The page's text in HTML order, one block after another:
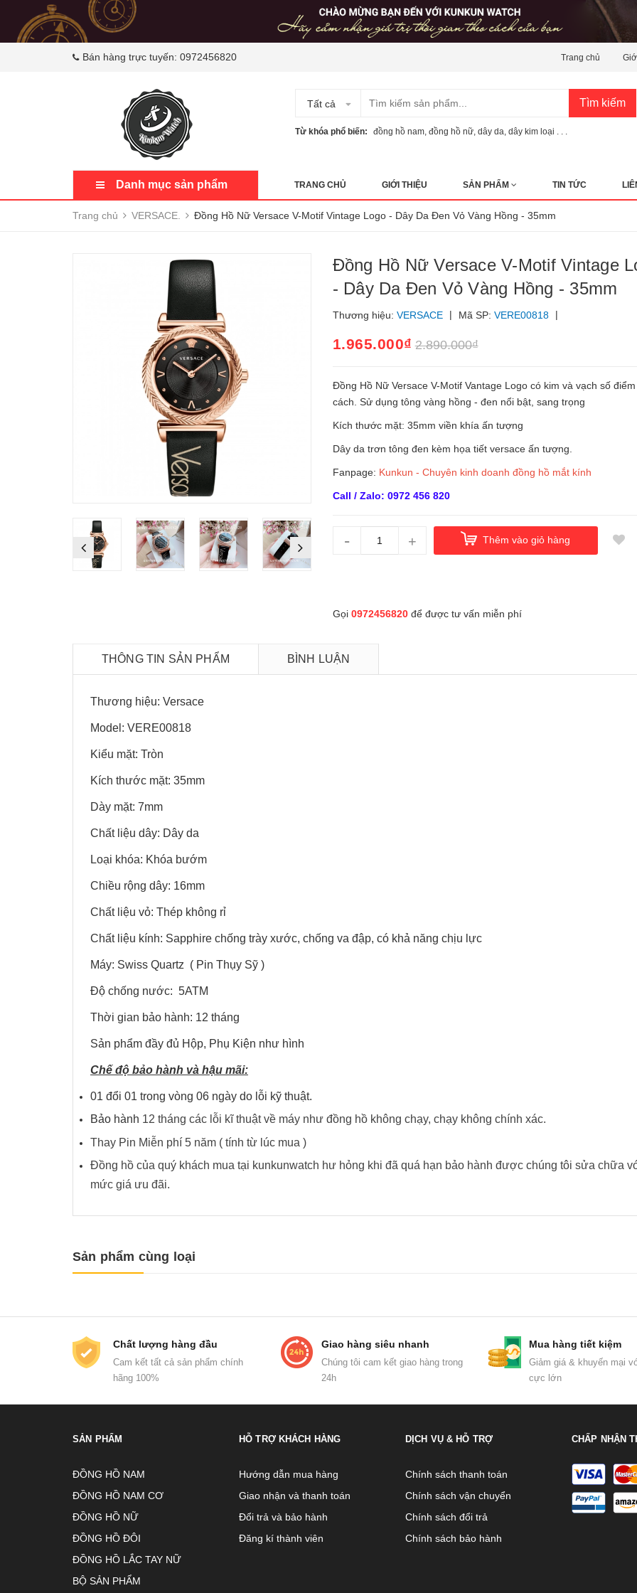
Bán hàng trực tuyến: 0972456820 Trang chủ
Tất cả Tìm kiếm
Từ khóa phổ biến: đồng hồ nam đồng hồ nữ dây da dây kim loại . . .
Danh mục sản phẩm TRANG CHỦ GIỚI THIỆU SẢN PHẨM TIN TỨC
Trang chủ VERSACE. Đồng Hồ Nữ Versace V-Motif Vintage Logo - Dây Da Đen Vỏ Vàng Hồng - 35mm
Đồng Hồ Nữ Versace V-Motif Vintage
- Dây Da Đen Vỏ Vàng Hồng - 35mm
Thương hiệu: VERSACE | Mã SP: VERE00818 |
1.965.000₫ 2.890.000₫
Đồng Hồ Nữ Versace V-Motif Vantage Logo có kim và vạch số
cách. Sử dụng tông vàng hồng - đen nổi bật, sang trọng
Kích thước mặt: 35mm viền khía ấn tượng
Dây da trơn tông đen kèm họa tiết versace ấn tượng.
Fanpage: Kunkun - Chuyên kinh doanh đồng hồ mắt kính
Call / Zalo: 0972 456 820
- + Thêm vào giỏ hàng
Gọi 0972456820để được tư vấn miễn phí
THÔNG TIN SẢN PHẨM BÌNH LUẬN
Thương hiệu: Versace
Model: VERE00818
Kiểu mặt: Tròn
Kích thước mặt: 35mm
Dày mặt: 7mm
Chất liệu dây: Dây da
Loại khóa: Khóa bướm
Chiều rộng dây: 16mm
Chất liệu vỏ: Thép không rỉ
Chất liệu kính: Sapphire chống trày xước, chống va đập, có khả năng chịu lực
Máy: Swiss Quartz ( Pin Thụy Sỹ )
Độ chống nước: 5ATM
Thời gian bảo hành: 12 tháng
Sản phẩm đầy đủ Hộp, Phụ Kiện như hình
Chế độ bảo hành và hậu mãi:
01 đổi 01 trong vòng 06 ngày do lỗi kỹ thuật.
Bảo hành 12 tháng các lỗi kĩ thuật về máy như đồng hồ không chạy, chạy không chính xác.
Thay Pin Miễn phí 5 năm ( tính từ lúc mua )
Đồng hồ của quý khách mua tại kunkunwatch hư hỏng khi đã quá hạn bảo hành được chúng tôi sửa chữa
mức giá ưu đãi.
Sản phẩm cùng loại
Chất lượng hàng đầu
Cam kết tất cả sản phẩm chính
hãng 100%
Giao hàng siêu nhanh
Chúng tôi cam kết giao hàng trong
24h
Mua hàng tiết kiệm
Giảm giá & khuyến mại
cực lớn
SẢN PHẨM
ĐỒNG HỒ NAM
ĐỒNG HỒ NAM CƠ
ĐỒNG HỒ NỮ
ĐỒNG HỒ ĐÔI
ĐỒNG HỒ LẮC TAY NỮ
BỘ SẢN PHẨM
HỖ TRỢ KHÁCH HÀNG
Hướng dẫn mua hàng
Giao nhận và thanh toán
Đổi trả và bảo hành
Đăng kí thành viên
DỊCH VỤ & HỖ TRỢ
Chính sách thanh toán
Chính sách vận chuyển
Chính sách đổi trả
Chính sách bảo hành
CHẤP NHẬN